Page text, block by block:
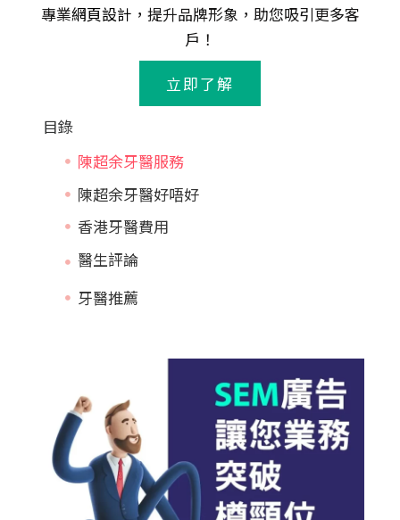
專業網頁設計 ，提升品牌形象，助您吸引更多客
戶！
立即了解
目錄
陳超余牙醫服務
陳超余牙醫好唔好
香港牙醫費用
牙醫推薦